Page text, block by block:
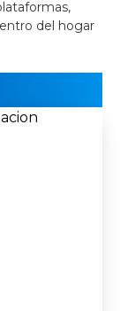
del hogar